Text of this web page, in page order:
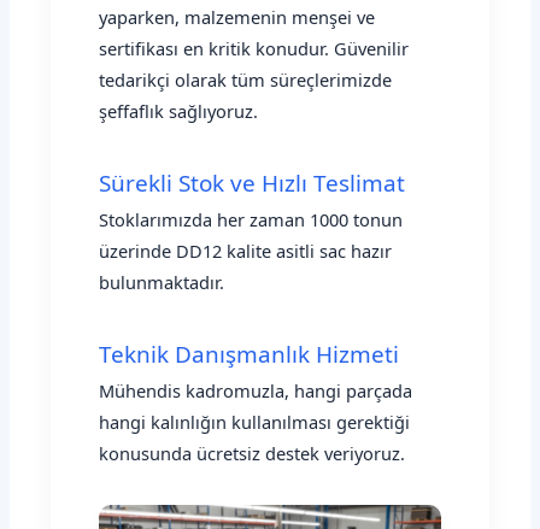
yaparken, malzemenin menşei ve
sertifikası en kritik konudur. Güvenilir
tedarikçi olarak tüm süreçlerimizde
şeffaflık sağlıyoruz.
Sürekli Stok ve Hızlı Teslimat
Stoklarımızda her zaman 1000 tonun
üzerinde DD12 kalite asitli sac hazır
bulunmaktadır.
Teknik Danışmanlık Hizmeti
Mühendis kadromuzla, hangi parçada
hangi kalınlığın kullanılması gerektiği
konusunda ücretsiz destek veriyoruz.